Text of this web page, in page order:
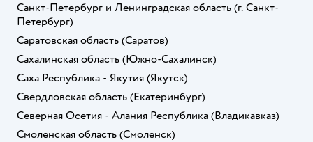
Санкт-Петербург и Ленинградская область (г. Санкт-
Петербург)
Саратовская область (Саратов)
Сахалинская область (Южно-Сахалинск)
Саха Республика - Якутия (Якутск)
Свердловская область (Екатеринбург)
Северная Осетия - Алания Республика (Владикавказ)
Смоленская область (Смоленск)